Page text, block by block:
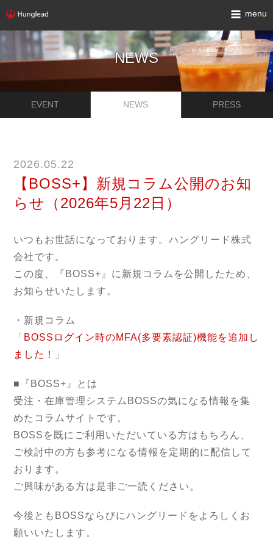
menu
NEWS
EVENT NEWS PRESS
2026.05.22
【BOSS+】新規コラム公開のお知
らせ（2026年5月22日）
いつもお世話になっております。ハングリード株式
会社です。
この度、『BOSS+』に新規コラムを公開したため、
お知らせいたします。
・新規コラム
「 BOSSログイン時のMFA(多要素認証)機能を追加し
ました！
」
■『BOSS+』とは
受注・在庫管理システムBOSSの気になる情報を集
めたコラムサイトです。
BOSSを既にご利用いただいている方はもちろん、
ご検討中の方も参考になる情報を定期的に配信して
おります。
ご興味がある方は是非ご一読ください。
今後ともBOSSならびにハングリードをよろしくお
願いいたします。